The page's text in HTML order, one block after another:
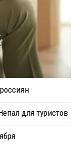
для туристов